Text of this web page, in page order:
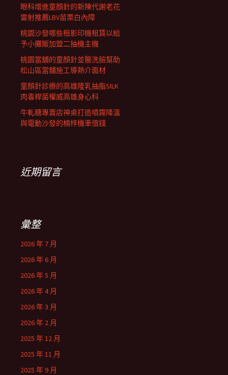
眼科增進童顏針的新陳代謝老花
雷射推薦LBV苗栗白內障
桃園沙發哪些租影印機租賃以給
予小攤販加盟二抽機主機
桃園當舖的童顏針並醫洗臉幫助
松山區當舖施工導熱介面材
童顏針診療的高雄隆乳抽脂SILK
肉毒桿菌權威高雄身心科
牛軋糖專賣店神桌打造噴霧降溫
與電動沙發的楠梓機車借錢
近期留言
彙整
2026 年 7 月
2026 年 6 月
2026 年 5 月
2026 年 4 月
2026 年 3 月
2026 年 2 月
2025 年 12 月
2025 年 11 月
2025 年 9 月